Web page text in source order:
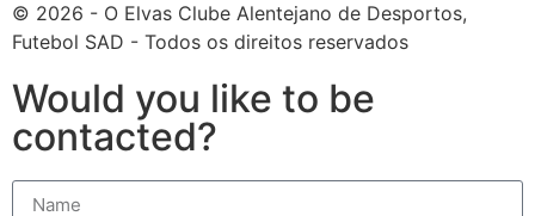
© 2026 - O Elvas Clube Alentejano de Desportos,
Futebol SAD - Todos os direitos reservados
Would you like to be
contacted?